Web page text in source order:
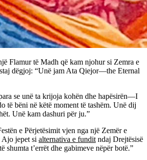
Flamur të Madh që kam njohur si Zemra e
dëgjoj: “Unë jam Ata Qiejor—the Eternal
se unë ta krijoja kohën dhe hapësirën—I
të bëni në këtë moment të tashëm. Unë dij
Unë kam dashuri për ju.”
e Përjetësimit vjen nga një Zemër e
Ajo jepet si alternativa e fundit ndaj Drejtësisë
shumta t’errët dhe gabimeve nëpër botë.”